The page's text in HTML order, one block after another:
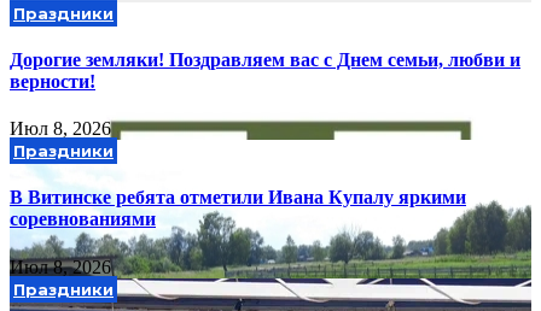
Праздники
Дорогие земляки! Поздравляем вас с Днем семьи, любви и
верности!
Июл 8, 2026
Праздники
В Витинске ребята отметили Ивана Купалу яркими
соревнованиями
Июл 8, 2026
Праздники